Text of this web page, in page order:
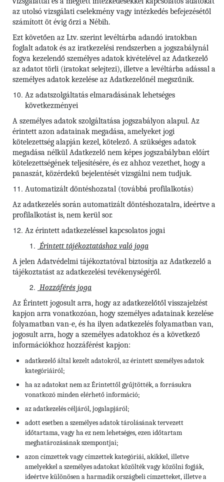
az utolsó vizsgálati cselekmény vagy intézkedés befejezésétől
számított öt évig őrzi a Nébih.
Ezt követően az Ltv. szerint levéltárba adandó iratokban
foglalt adatok és az iratkezelési rendszerben a jogszabálynál
fogva kezelendő személyes adatok kivételével az Adatkezelő
az adatot törli (iratokat selejtezi), illetve a levéltárba adással a
személyes adatok kezelése az Adatkezelőnél megszűnik.
Az adatszolgáltatás elmaradásának lehetséges
következményei
A személyes adatok szolgáltatása jogszabályon alapul. Az
érintett azon adatainak megadása, amelyeket jogi
kötelezettség alapján kezel, kötelező. A szükséges adatok
megadása nélkül Adatkezelő nem képes jogszabályban előírt
kötelezettségének teljesítésére, és ez ahhoz vezethet, hogy a
panaszát, közérdekű bejelentését vizsgálni nem tudjuk.
Automatizált döntéshozatal (továbbá profilalkotás)
Az adatkezelés során automatizált döntéshozatalra, ideértve a
profilalkotást is, nem kerül sor.
Az érintett adatkezeléssel kapcsolatos jogai
Érintett tájékoztatáshoz való joga
A jelen Adatvédelmi tájékoztatóval biztosítja az Adatkezelő a
tájékoztatást az adatkezelési tevékenységéről.
Hozzáférés joga
Az Érintett jogosult arra, hogy az adatkezelőtől visszajelzést
kapjon arra vonatkozóan, hogy személyes adatainak kezelése
folyamatban van-e, és ha ilyen adatkezelés folyamatban van,
jogosult arra, hogy a személyes adatokhoz és a következő
információkhoz hozzáférést kapjon:
adatkezelő által kezelt adatokról, az érintett személyes adatok
kategóriáiról;
ha az adatokat nem az Érintettől gyűjtötték, a forrásukra
vonatkozó minden elérhető információ;
az adatkezelés céljáról, jogalapjáról;
adott esetben a személyes adatok tárolásának tervezett
időtartama, vagy ha ez nem lehetséges, ezen időtartam
meghatározásának szempontjai;
azon címzettek vagy címzettek kategóriái, akikkel, illetve
amelyekkel a személyes adatokat közölték vagy közölni fogják,
ideértve különösen a harmadik országbeli címzetteket, illetve a